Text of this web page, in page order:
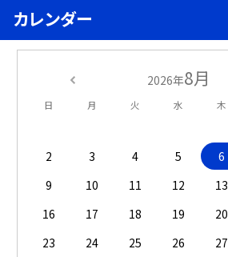
カレンダー
2026年8月
日 月 火 水 木
2
3 4 5 6
9
10 11 12 13
16
17 18 19 20
23
24 25 26 27